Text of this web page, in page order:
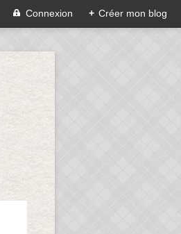
Connexion + Créer mon blog